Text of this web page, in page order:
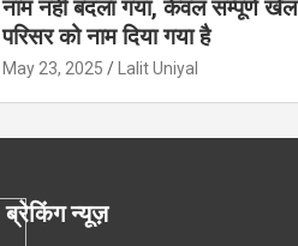
नाम नहीं बदला गया, केवल सम्पूर्ण खेल
परिसर को नाम दिया गया है
May 23, 2025 Lalit Uniyal
ब्रेकिंग न्यूज़